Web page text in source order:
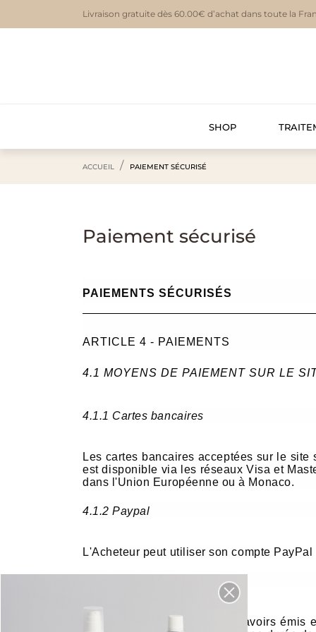
Livraison gratuite dès 60.00€ d’achat dans toute la
SHOP
ACCUEIL PAIEMENT SÉCURISÉ
Paiement sécurisé
PAIEMENTS SÉCURISÉS
ARTICLE 4 - PAIEMENTS
4.1 MOYENS DE PAIEMENT SUR LE
4.1.1 Cartes bancaires
Les cartes bancaires acceptées sur le
est disponible via les réseaux Visa et
dans l'Union Européenne ou à Monaco.
4.1.2 Paypal
L'Acheteur peut utiliser son compte
Les avoirs en ligne sont des avoirs